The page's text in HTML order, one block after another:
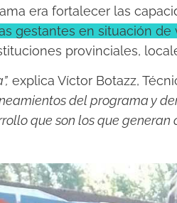
era fortalecer las
gestantes en situación
provinciales,
explica Víctor Botazz,
del programa y
que son los que generan